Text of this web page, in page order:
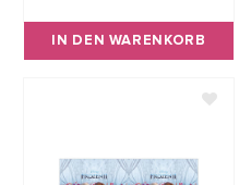
IN DEN WARENKORB